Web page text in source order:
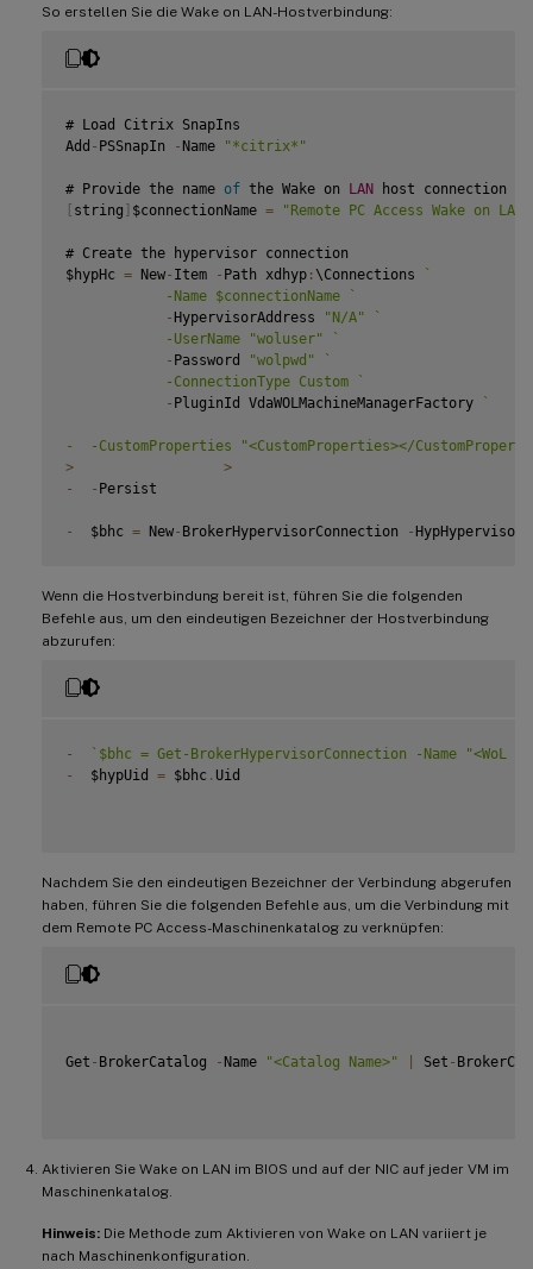
So erstellen Sie die Wake on LAN-Hostverbindung:
# Load Citrix SnapIns
Add - PSSnapIn - Name "*citrix*"
# Provide the name of the Wake on LAN
[ string ] $connectionName = "Remote PC Access Wake on LAN"
# Create the hypervisor connection
$hypHc = New- Item - Path xdhyp : \Connections
`
            -Name $connectionName
`
-HypervisorAddress "N/A"
`
            -UserName "woluser"
`
- Password "wolpwd"
`
            -ConnectionType Custom
`
- PluginId VdaWOLMachineManagerFactory `
-  -CustomProperties "<CustomProperties></
>
>
-
- Persist
-
  $bhc
= New- BrokerHypervisorConnection -
while ( not $bhc.IsReady )
-
{
-
  $bhc
-
}
Wenn die Hostverbindung bereit ist, führen Sie die folgenden
Befehle aus, um den eindeutigen Bezeichner der Hostverbindung
abzurufen:
- ` $bhc = Get-BrokerHypervisorConnection -Name "<WoL
-
  $hypUid
= $bhc . Uid
Nachdem Sie den eindeutigen Bezeichner der Verbindung abgerufen
haben, führen Sie die folgenden Befehle aus, um die Verbindung mit
dem Remote PC Access-Maschinenkatalog zu verknüpfen:
Get - BrokerCatalog - Name "<Catalog Name>" Set -
Aktivieren Sie Wake on LAN im BIOS und auf der NIC auf jeder VM im
Maschinenkatalog.
Hinweis: Die Methode zum Aktivieren von Wake on LAN variiert je
nach Maschinenkonfiguration.